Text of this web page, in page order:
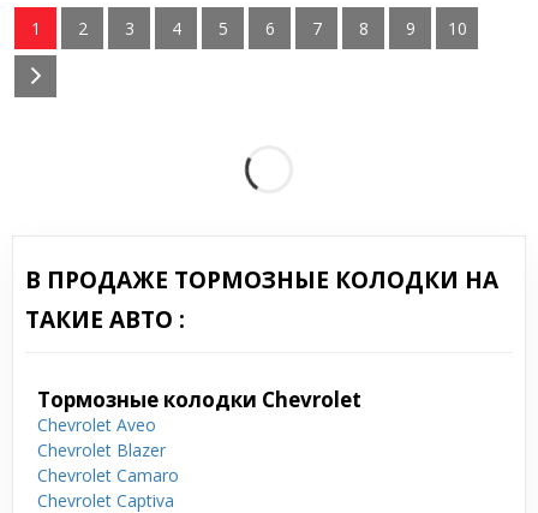
1 2 3 4 5 6 7 8 9 10
В ПРОДАЖЕ ТОРМОЗНЫЕ КОЛОДКИ НА
ТАКИЕ АВТО :
Тормозные колодки Chevrolet
Chevrolet Aveo
Chevrolet Blazer
Chevrolet Camaro
Chevrolet Captiva